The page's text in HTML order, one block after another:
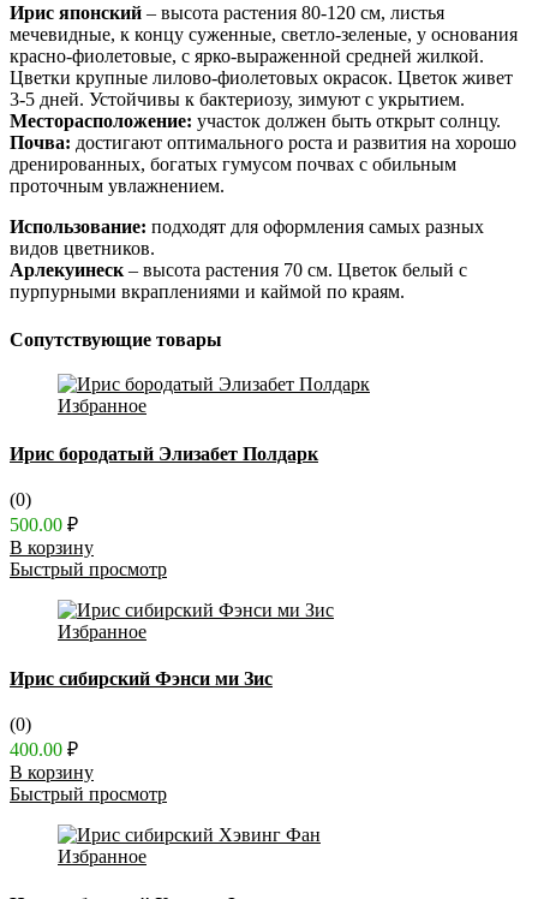
Ирис японский – высота растения 80-120 см, листья
мечевидные, к концу суженные, светло-зеленые, у основания
красно-фиолетовые, с ярко-выраженной средней жилкой.
Цветки крупные лилово-фиолетовых окрасок. Цветок живет
3-5 дней. Устойчивы к бактериозу, зимуют с укрытием.
Месторасположение: участок должен быть открыт солнцу.
Почва: достигают оптимального роста и развития на хорошо
дренированных, богатых гумусом почвах с обильным
проточным увлажнением.
Использование: подходят для оформления самых разных
видов цветников.
Арлекуинеск – высота растения 70 см. Цветок белый с
пурпурными вкраплениями и каймой по краям.
Сопутствующие товары
Избранное
Ирис бородатый Элизабет Полдарк
(0)
500.00 ₽
В корзину
Быстрый просмотр
Избранное
Ирис сибирский Фэнси ми Зис
(0)
400.00 ₽
В корзину
Быстрый просмотр
Избранное